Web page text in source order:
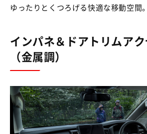
ゆったりとくつろげる快適な移動空間。
インパネ＆ドアトリムア
（金属調）